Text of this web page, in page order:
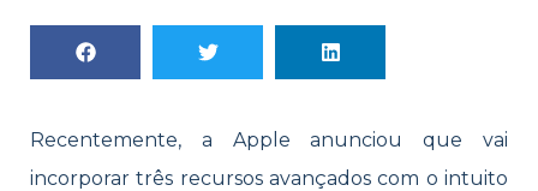
Recentemente, a Apple anunciou que vai
incorporar três recursos avançados com o intuito